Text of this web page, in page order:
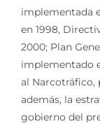
implementada
en 1998,
2000; Plan
implementado
al Narcotráfico,
además, la
gobierno del